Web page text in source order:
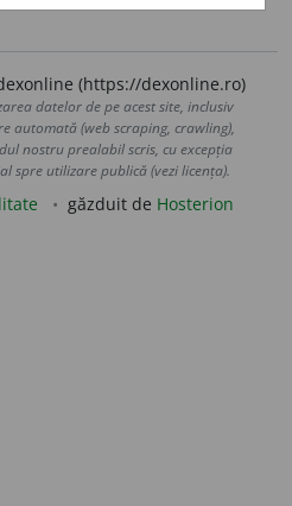
(https://dexonline.ro)
datelor de pe acest site, inclusiv
automată (web scraping, crawling),
nostru prealabil scris, cu excepția
spre utilizare publică (vezi licența).
găzduit de Hosterion